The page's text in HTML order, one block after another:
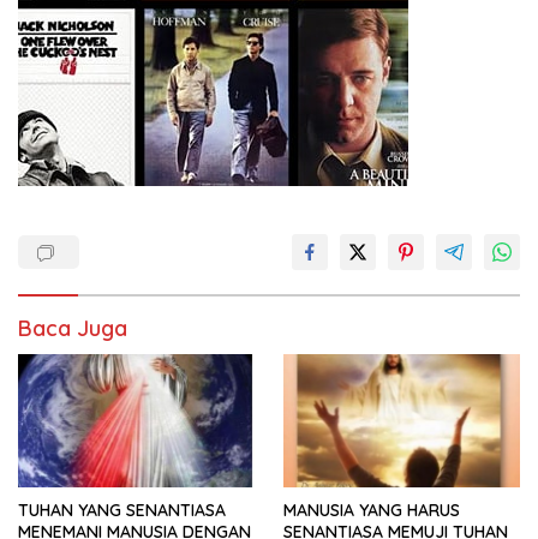
Baca Juga
TUHAN YANG SENANTIASA
MENEMANI MANUSIA DENGAN
MANUSIA YANG HARUS
SENANTIASA MEMUJI TUHAN